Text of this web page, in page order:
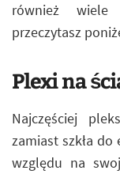
również
przeczytasz
Plexi na
Najczęściej
zamiast szkła
względu na